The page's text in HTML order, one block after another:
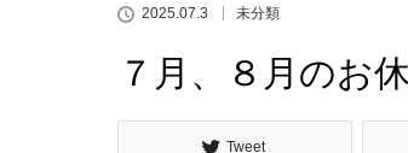
2025.07.3 未分類
７月、８月のお
Tweet